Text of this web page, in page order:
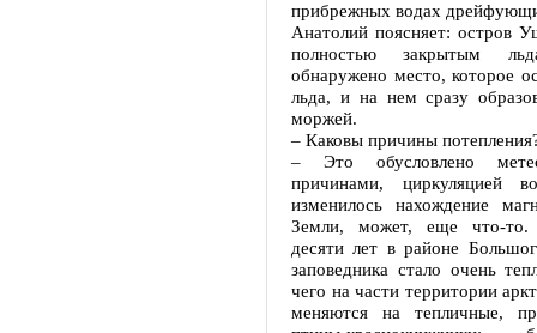
прибрежных водах
Анатолий поясняет: остров
полностью закрытым
обнаружено место, которое
льда, и на нем сразу
моржей.
– Каковы причины
– Это обусловлено
причинами, циркуляцией
изменилось нахождение
Земли, может, еще что-
десяти лет в районе
заповедника стало очень
чего на части территории
меняются на тепличные,